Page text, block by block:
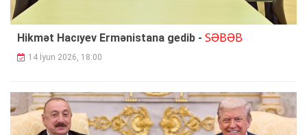
Hikmət Hacıyev Ermənistana gedib - SƏBƏB
14 İyun 2026, 18:00